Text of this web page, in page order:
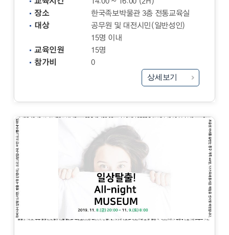
장소
한국족보박물관 3층 전통교육실
대상
공무원 및 대전시민(일반성인)
15명 이내
교육인원
15명
참가비
0
상세보기